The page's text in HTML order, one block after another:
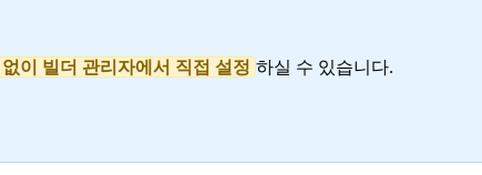
이 빌더 관리자에서 직접 설정 하실 수 있습니다.